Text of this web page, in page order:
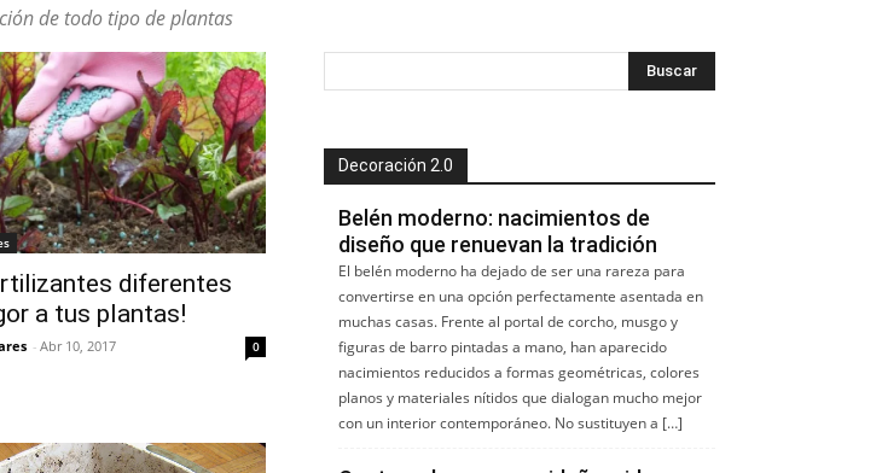
de todo tipo de plantas
diferentes
a tus plantas!
- Abr 10, 2017 0
Decoración 2.0
Belén moderno: nacimientos de
diseño que renuevan la tradición
El belén moderno ha dejado de ser una rareza para
convertirse en una opción perfectamente asentada en
muchas casas. Frente al portal de corcho, musgo y
figuras de barro pintadas a mano, han aparecido
nacimientos reducidos a formas geométricas, colores
planos y materiales nítidos que dialogan mucho mejor
con un interior contemporáneo. No sustituyen a […]